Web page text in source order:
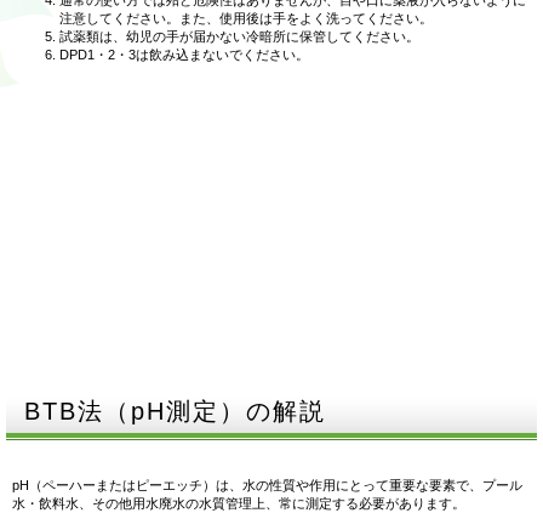
注意してください。また、使用後は手をよく洗ってください。
試薬類は、幼児の手が届かない冷暗所に保管してください。
DPD1・2・3は飲み込まないでください。
BTB法（pH測定）の解説
pH（ペーハーまたはピーエッチ）は、水の性質や作用にとって重要な要素で、プール
水・飲料水、その他用水廃水の水質管理上、常に測定する必要があります。